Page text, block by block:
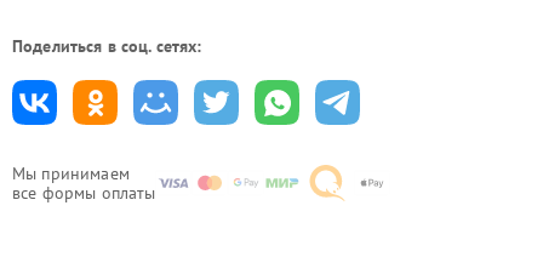
Мы принимаем
все формы оплаты
Поделиться в соц. сетях: